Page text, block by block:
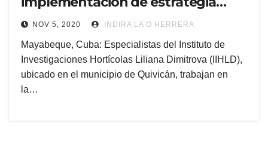
económico-social (+Audio)
NOV 5, 2020 INDIRA LA O HERRERA
Mayabeque, Cuba: Especialistas del Instituto de
Investigaciones Hortícolas Liliana Dimitrova (IIHLD),
ubicado en el municipio de Quivicán, trabajan en
la…